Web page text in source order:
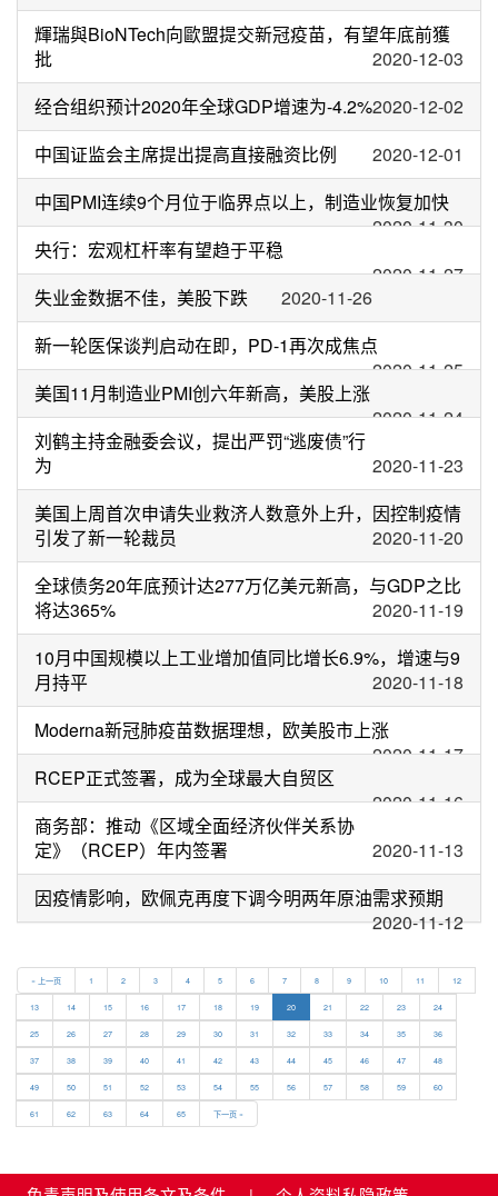
輝瑞與BioNTech向歐盟提交新冠疫苗，有望年底前獲
批
2020-12-03
经合组织预计2020年全球GDP增速为-4.2%2020-12-02
中国证监会主席提出提高直接融资比例
2020-12-01
中国PMI连续9个月位于临界点以上，制造业恢复加快
2020-11-30
央行：宏观杠杆率有望趋于平稳
2020-11-27
失业金数据不佳，美股下跌
2020-11-26
新一轮医保谈判启动在即，PD-1再次成焦点
2020-11-25
美国11月制造业PMI创六年新高，美股上涨
2020-11-24
刘鹤主持金融委会议，提出严罚“逃废债”行
为
2020-11-23
美国上周首次申请失业救济人数意外上升，因控制疫情
引发了新一轮裁员
2020-11-20
全球债务20年底预计达277万亿美元新高，与GDP之比
将达365%
2020-11-19
10月中国规模以上工业增加值同比增长6.9%，增速与9
月持平
2020-11-18
Moderna新冠肺疫苗数据理想，欧美股市上涨
2020-11-17
RCEP正式签署，成为全球最大自贸区
2020-11-16
商务部：推动《区域全面经济伙伴关系协
定》（RCEP）年内签署
2020-11-13
因疫情影响，欧佩克再度下调今明两年原油需求预期
2020-11-12
« 上一页 1 2 3 4 5 6 7 8 9 10 11 12
13 14 15 16 17 18 19 20 21 22 23 24
25 26 27 28 29 30 31 32 33 34 35 36
37 38 39 40 41 42 43 44 45 46 47 48
49 50 51 52 53 54 55 56 57 58 59 60
61 62 63 64 65 下一页 »